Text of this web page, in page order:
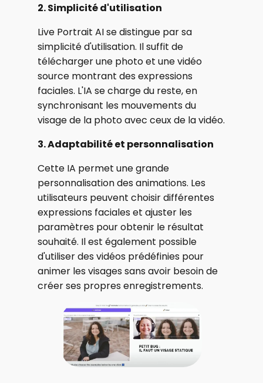
2. Simplicité d'utilisation
Live Portrait AI se distingue par sa
simplicité d'utilisation. Il suffit de
télécharger une photo et une vidéo
source montrant des expressions
faciales. L'IA se charge du reste, en
synchronisant les mouvements du
visage de la photo avec ceux de la vidéo.
3. Adaptabilité et personnalisation
Cette IA permet une grande
personnalisation des animations. Les
utilisateurs peuvent choisir différentes
expressions faciales et ajuster les
paramètres pour obtenir le résultat
souhaité. Il est également possible
d'utiliser des vidéos prédéfinies pour
animer les visages sans avoir besoin de
créer ses propres enregistrements.